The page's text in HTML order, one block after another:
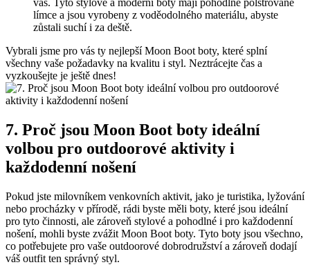
límce a jsou vyrobeny z voděodolného materiálu, abyste
zůstali​ suchí i ​za deště.
Vybrali jsme pro vás ty​ nejlepší Moon ⁢Boot boty, které ​splní
všechny vaše požadavky na ⁢kvalitu​ i ⁤styl. Neztrácejte čas a
vyzkoušejte ⁤je ještě dnes!
7. Proč jsou Moon⁢ Boot boty⁣ ideální
volbou pro outdoorové aktivity i
každodenní nošení
Pokud jste⁢ milovníkem‌ venkovních aktivit, jako je turistika, lyžování
nebo procházky v⁣ přírodě,⁤ rádi byste měli ‍boty, které jsou ideální
pro tyto činnosti, ale zároveň stylové a pohodlné ⁤i pro‌ každodenní
nošení, mohli‍ byste zvážit Moon Boot boty. Tyto ⁣boty jsou všechno,
co potřebujete pro vaše outdoorové dobrodružství a zároveň dodají
váš outfit ten správný⁤ styl.